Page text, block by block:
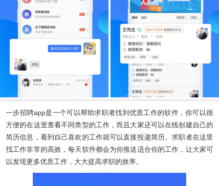
一步招聘app是一个可以帮助求职者找到优质工作的软件，你可以很
方便的在这里查看不同类型的工作，而且大家还可以在线创建自己的
简历信息，看到自己喜欢的工作就可以直接投递简历。求职者在这里
找工作非常的高效，每天软件都会为你推送适合你的工作，让大家可
以发现更多优质工作，大大提高求职的效率。